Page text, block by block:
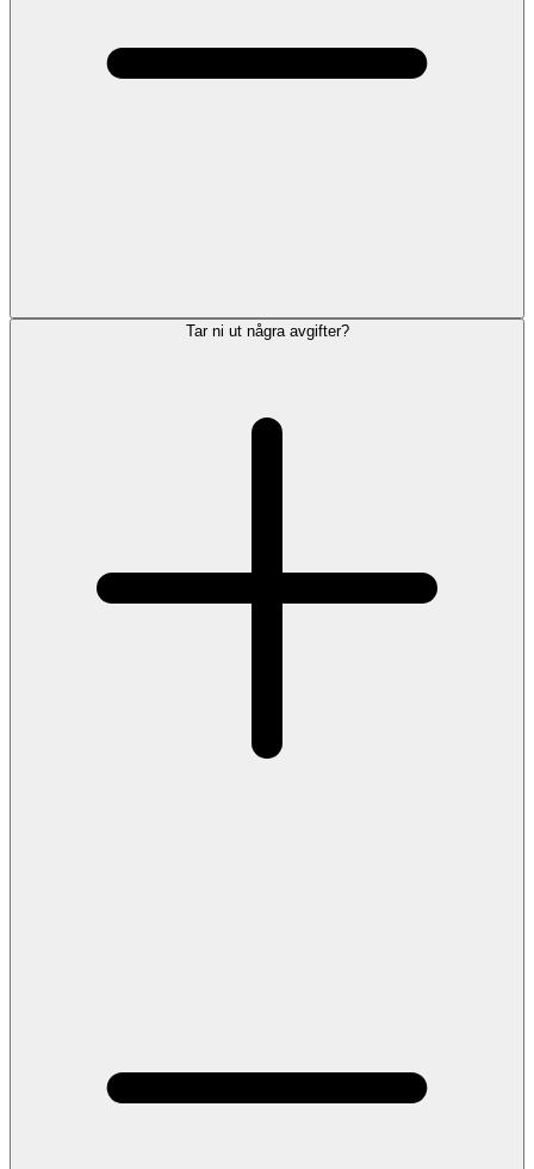
Tar ni ut några avgifter?